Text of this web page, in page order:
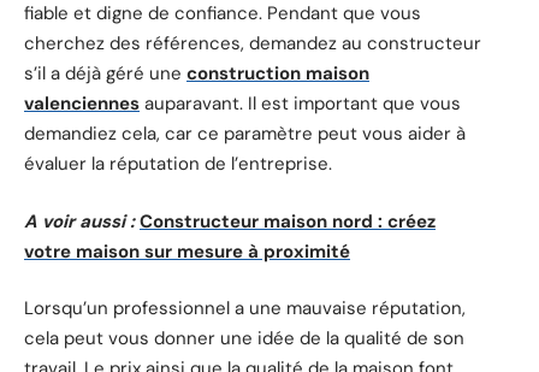
fiable et digne de confiance. Pendant que vous
cherchez des références, demandez au constructeur
s’il a déjà géré une construction maison
valenciennes auparavant. Il est important que vous
demandiez cela, car ce paramètre peut vous aider à
évaluer la réputation de l’entreprise.
A voir aussi : Constructeur maison nord : créez
votre maison sur mesure à proximité
Lorsqu’un professionnel a une mauvaise réputation,
cela peut vous donner une idée de la qualité de son